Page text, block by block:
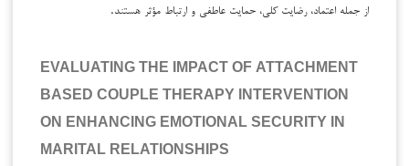
از جمله اعتماد، رضایت کلی، حمایت عاطفی و ارتباط مؤثر هستند.
EVALUATING THE IMPACT OF ATTACHMENT-
BASED COUPLE THERAPY INTERVENTION
ON ENHANCING EMOTIONAL SECURITY IN
MARITAL RELATIONSHIPS